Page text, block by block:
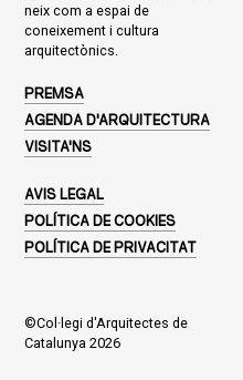
neix com a espai de
coneixement i cultura
arquitectònics.
PREMSA
AGENDA D'ARQUITECTURA
VISITA'NS
AVIS LEGAL
POLÍTICA DE COOKIES
POLÍTICA DE PRIVACITAT
©Col·legi d'Arquitectes de
Catalunya 2026